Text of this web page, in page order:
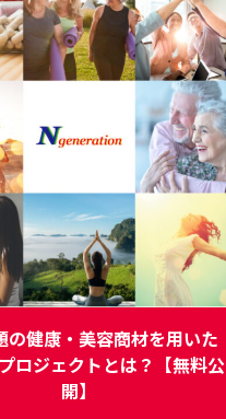
の健康・美容商材を用いた
ロジェクトとは？【無料公
開】